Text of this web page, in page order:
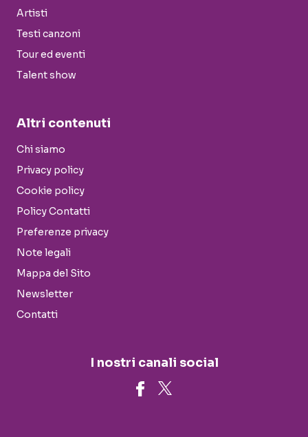
Artisti
Testi canzoni
Tour ed eventi
Talent show
Altri contenuti
Chi siamo
Privacy policy
Cookie policy
Policy Contatti
Preferenze privacy
Note legali
Mappa del Sito
Newsletter
Contatti
I nostri canali social